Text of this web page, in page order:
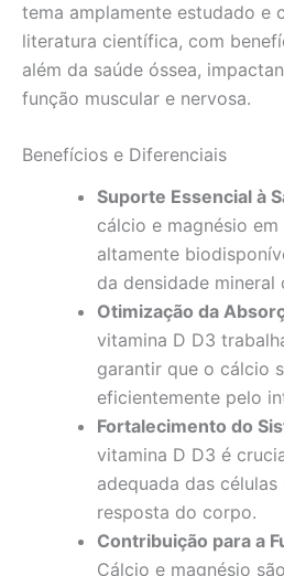
tema amplamente estudado e
literatura científica, com
além da saúde óssea,
função muscular e nervosa.
Benefícios e Diferenciais
Suporte Essencial à
cálcio e magnésio
altamente
da densidade mineral
Otimização da
vitamina D D3
garantir que o cálcio
eficientemente pelo
Fortalecimento do
vitamina D D3 é
adequada das células
resposta do corpo.
Contribuição para a
Cálcio e magnésio